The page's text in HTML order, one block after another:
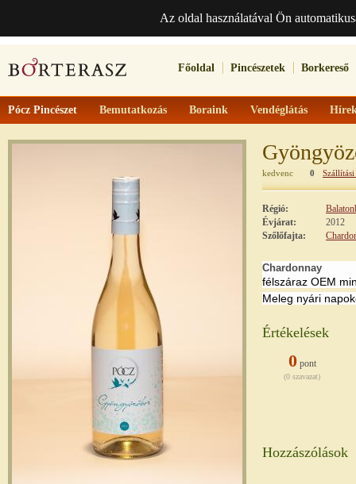
Az oldal használatával Ön
Főoldal Pincészetek Borkereső
Pócz Pincészet Bemutatkozás Boraink Vendéglátás
kedvenc 0
Régió:
Évjárat:
2012
Szőlőfajta:
Chardonnay
félszáraz OEM
Meleg nyári
Értékelések
0pont
(0 szavazat)
Hozzászólások